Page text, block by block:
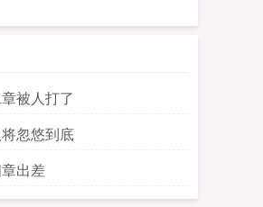
被人打了
忽悠到底
出差